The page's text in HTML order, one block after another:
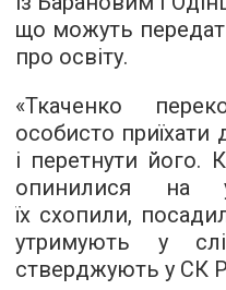
що можуть
про освіту.
«Ткаченко
особисто приїхати
і перетнути його.
опинилися на
їх схопили,
утримують у
стверджують у СК